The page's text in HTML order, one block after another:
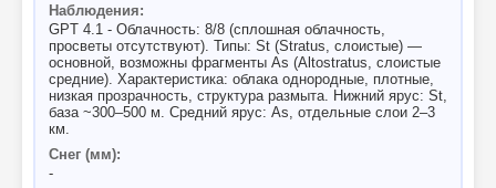
Наблюдения:
GPT 4.1 - Облачность: 8/8 (сплошная облачность,
просветы отсутствуют). Типы: St (Stratus, слоистые) —
основной, возможны фрагменты As (Altostratus, слоистые
средние). Характеристика: облака однородные, плотные,
низкая прозрачность, структура размыта. Нижний ярус: St,
база ~300–500 м. Средний ярус: As, отдельные слои 2–3
км.
Снег (мм):
-